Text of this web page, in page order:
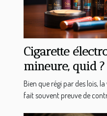
Cigarette
mineure, quid ?
Bien que régi par des lois,
fait souvent preuve de